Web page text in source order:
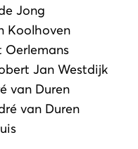
Jong
Koolhoven
Oerlemans
Jan Westdijk
van Duren
van Duren